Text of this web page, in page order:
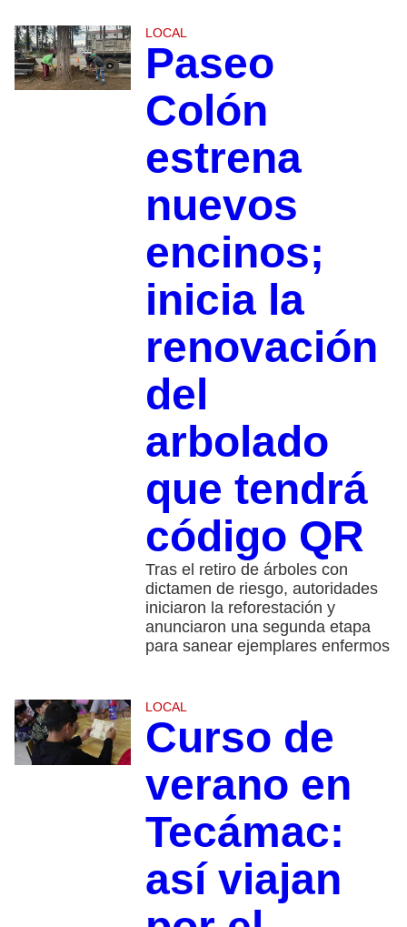
LOCAL
Paseo
Colón
estrena
nuevos
encinos;
inicia la
renovación
del
arbolado
que tendrá
código QR
Tras el retiro de árboles con
dictamen de riesgo, autoridades
iniciaron la reforestación y
anunciaron una segunda etapa
para sanear ejemplares enfermos
LOCAL
Curso de
verano en
Tecámac:
así viajan